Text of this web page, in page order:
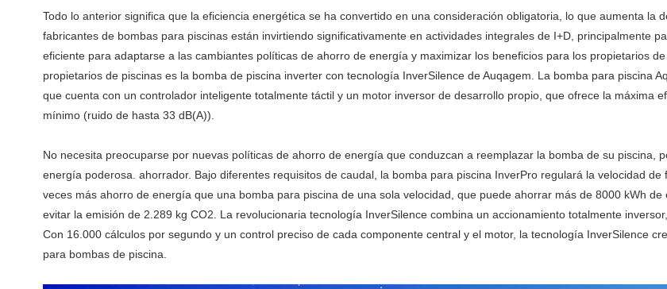
Todo lo anterior significa que la eficiencia energética se ha convertido en una consideración obligatoria, lo que aumenta la
fabricantes de bombas para piscinas están invirtiendo significativamente en actividades integrales de I+D, principalmente
eficiente para adaptarse a las cambiantes políticas de ahorro de energía y maximizar los beneficios para los propietarios
propietarios de piscinas es la bomba de piscina inverter con tecnología InverSilence de Auqagem. La bomba para piscina
que cuenta con un controlador inteligente totalmente táctil y un motor inversor de desarrollo propio, que ofrece la máxima
mínimo (ruido de hasta 33 dB(A)).
No necesita preocuparse por nuevas políticas de ahorro de energía que conduzcan a reemplazar la bomba de su piscina,
energía poderosa. ahorrador. Bajo diferentes requisitos de caudal, la bomba para piscina InverPro regulará la velocidad
veces más ahorro de energía que una bomba para piscina de una sola velocidad, que puede ahorrar más de 8000 kWh
evitar la emisión de 2.289 kg CO2. La revolucionaria tecnología InverSilence combina un accionamiento totalmente
Con 16.000 cálculos por segundo y un control preciso de cada componente central y el motor, la tecnología InverSilence
para bombas de piscina.